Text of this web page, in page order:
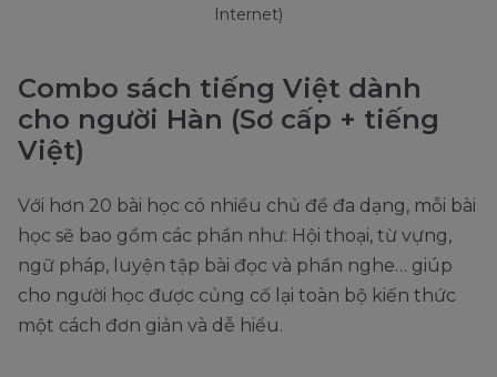
Internet)
Combo sách tiếng Việt dành
cho người Hàn (Sơ cấp + tiếng
Việt)
Với hơn 20 bài học có nhiều chủ đề đa dạng, mỗi bài
học sẽ bao gồm các phần như: Hội thoại, từ vựng,
ngữ pháp, luyện tập bài đọc và phần nghe… giúp
cho người học được củng cố lại toàn bộ kiến thức
một cách đơn giản và dễ hiểu.